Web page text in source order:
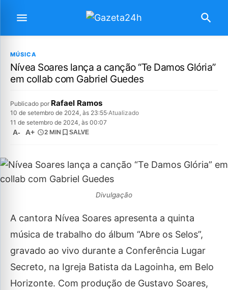
MÚSICA
Nívea Soares lança a canção “Te Damos Glória”
em collab com Gabriel Guedes
Publicado por Rafael Ramos
10 de setembro de 2024, às 23:55·Atualizado
11 de setembro de 2024, às 00:07
A- A+ 2 MIN SALVE
Divulgação
A cantora Nívea Soares apresenta a quinta
música de trabalho do álbum “Abre os Selos”,
gravado ao vivo durante a Conferência Lugar
Secreto, na Igreja Batista da Lagoinha, em Belo
Horizonte. Com produção de Gustavo Soares,